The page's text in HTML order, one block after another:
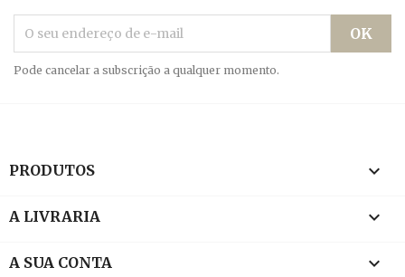
Pode cancelar a subscrição a qualquer momento.
PRODUTOS 
A LIVRARIA 
A SUA CONTA 